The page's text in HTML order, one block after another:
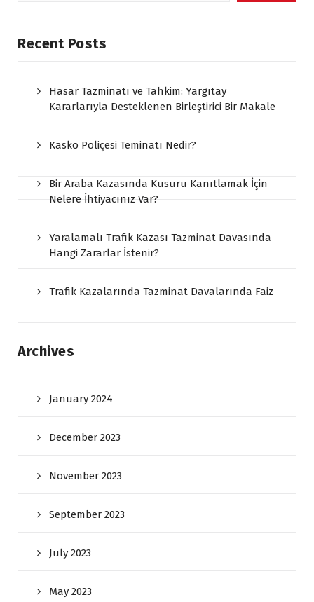
Recent Posts
Hasar Tazminatı ve Tahkim: Yargıtay
Kararlarıyla Desteklenen Birleştirici Bir Makale
Kasko Poliçesi Teminatı Nedir?
Bir Araba Kazasında Kusuru Kanıtlamak İçin
Nelere İhtiyacınız Var?
Yaralamalı Trafik Kazası Tazminat Davasında
Hangi Zararlar İstenir?
Trafik Kazalarında Tazminat Davalarında Faiz
Archives
January 2024
December 2023
November 2023
September 2023
July 2023
May 2023